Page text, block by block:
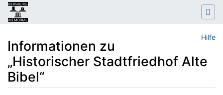
Hilfe
Informationen zu
„Historischer Stadtfriedhof Alte
Bibel“